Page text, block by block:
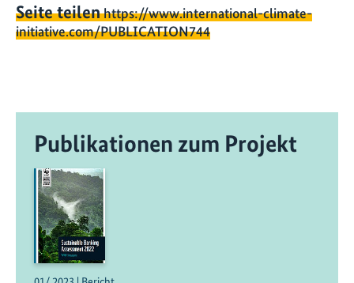
Seite teilenhttps://www.international-climate-
initiative.com/PUBLICATION744
Publikationen zum Projekt